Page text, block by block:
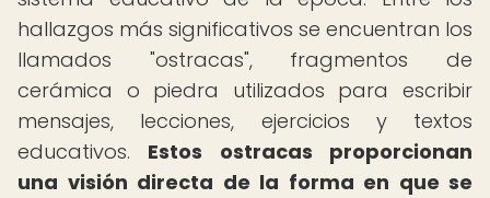
hallazgos más significativos se encuentran los
llamados "ostracas", fragmentos de
cerámica o piedra utilizados para escribir
mensajes, lecciones, ejercicios y textos
educativos. Estos ostracas proporcionan
una visión directa de la forma en que se